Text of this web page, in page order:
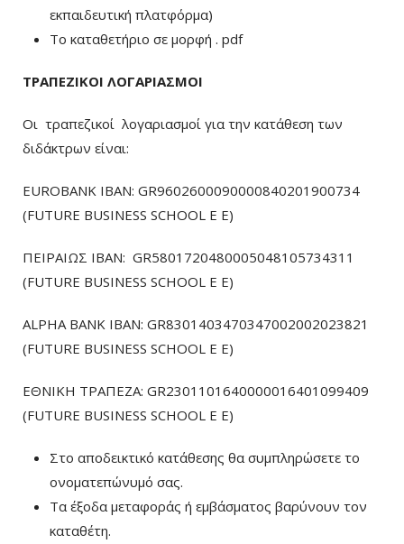
εκπαιδευτική πλατφόρμα)
To καταθετήριο σε μορφή . pdf
ΤΡΑΠΕΖΙΚΟΙ ΛΟΓΑΡΙΑΣΜΟΙ
Οι τραπεζικοί λογαριασμοί για την κατάθεση των
διδάκτρων είναι:
EUROBANK IBAN: GR9602600090000840201900734
(FUTURE BUSINESS SCHOOL E E)
ΠΕΙΡΑΙΩΣ ΙΒΑΝ: GR5801720480005048105734311
(FUTURE BUSINESS SCHOOL E E)
ALPHA BANK IBAN: GR8301403470347002002023821
(FUTURE BUSINESS SCHOOL E E)
ΕΘΝΙΚΗ ΤΡΑΠΕΖΑ: GR2301101640000016401099409
(FUTURE BUSINESS SCHOOL E E)
Στο αποδεικτικό κατάθεσης θα συμπληρώσετε το
ονοματεπώνυμό σας.
Τα έξοδα μεταφοράς ή εμβάσματος βαρύνουν τον
καταθέτη.